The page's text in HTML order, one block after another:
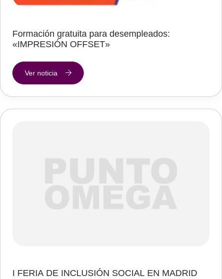
Formación gratuita para desempleados:
«IMPRESIÓN OFFSET»
Ver noticia
I FERIA DE INCLUSIÓN SOCIAL EN MADRID